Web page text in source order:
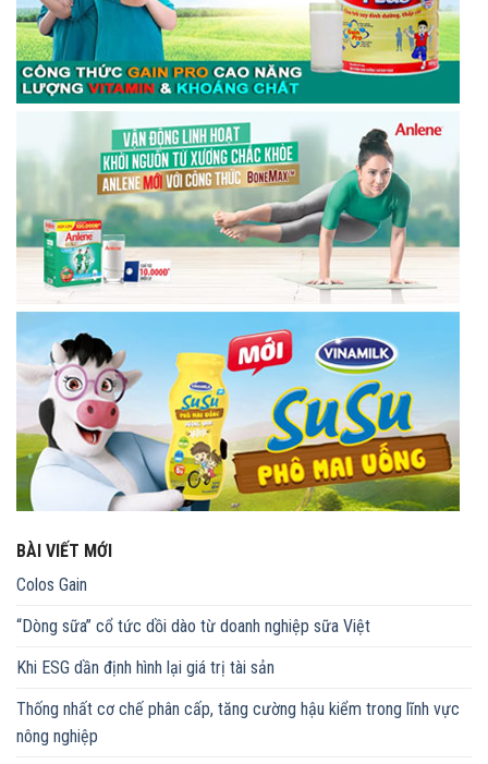
BÀI VIẾT MỚI
Colos Gain
“Dòng sữa” cổ tức dồi dào từ doanh nghiệp sữa Việt
Khi ESG dần định hình lại giá trị tài sản
Thống nhất cơ chế phân cấp, tăng cường hậu kiểm trong lĩnh vực
nông nghiệp